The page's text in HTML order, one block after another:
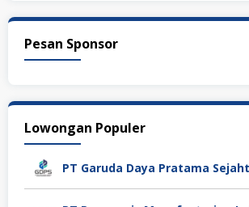
Pesan Sponsor
Lowongan Populer
PT Garuda Daya Pratama